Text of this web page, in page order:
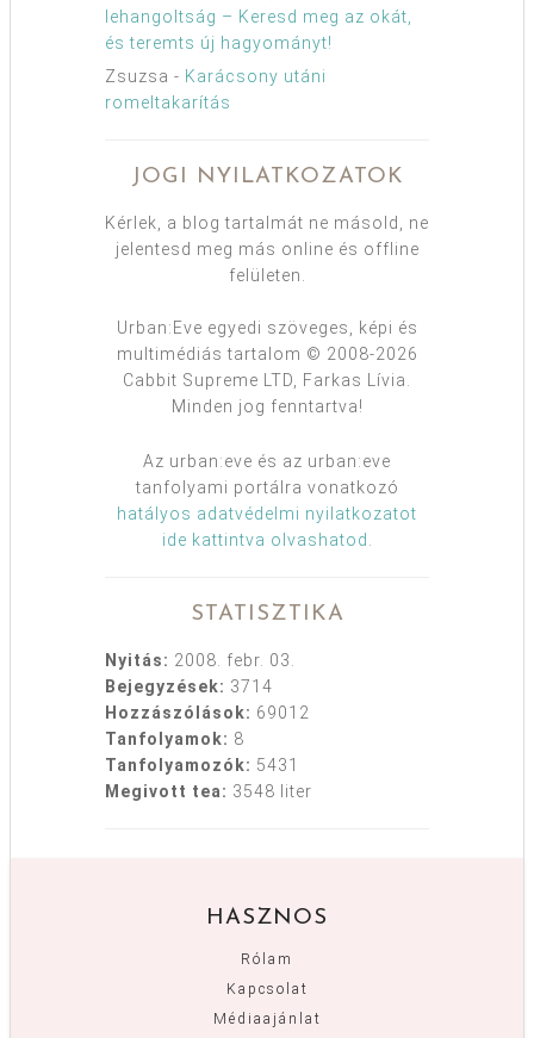
lehangoltság – Keresd meg az okát,
és teremts új hagyományt!
Zsuzsa - Karácsony utáni
romeltakarítás
JOGI NYILATKOZATOK
Kérlek, a blog tartalmát ne másold, ne
jelentesd meg más online és offline
felületen.
Urban:Eve egyedi szöveges, képi és
multimédiás tartalom © 2008-2026
Cabbit Supreme LTD, Farkas Lívia.
Minden jog fenntartva!
Az urban:eve és az urban:eve
tanfolyami portálra vonatkozó
hatályos adatvédelmi nyilatkozatot
ide kattintva olvashatod
STATISZTIKA
Nyitás: 2008. febr. 03.
Bejegyzések: 3714
Hozzászólások: 69012
Tanfolyamok: 8
Tanfolyamozók: 5431
Megivott tea: 3548 liter
HASZNOS
Rólam
Kapcsolat
Médiaajánlat